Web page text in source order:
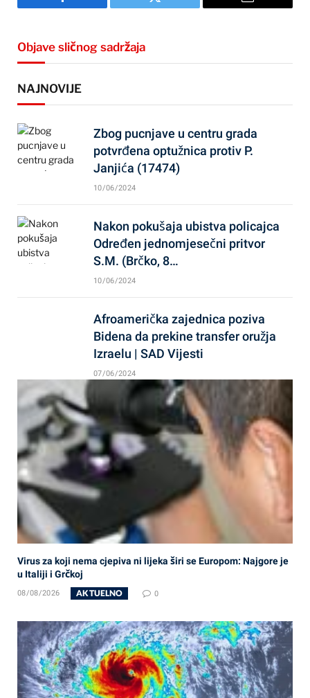
Facebook Twitter Email
Objave sličnog sadržaja
NAJNOVIJE
Zbog pucnjave u centru grada
potvrđena optužnica protiv P.
Janjića (17474)
10/06/2024
Nakon pokušaja ubistva policajca
Određen jednomjesečni pritvor
S.M. (Brčko, 8…
10/06/2024
Afroamerička zajednica poziva
Bidena da prekine transfer oružja
Izraelu | SAD Vijesti
07/06/2024
Virus za koji nema cjepiva ni lijeka širi se Europom: Najgore je
u Italiji i Grčkoj
08/08/2026 AKTUELNO 0